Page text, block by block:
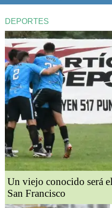
DEPORTES
Un viejo conocido será
San Francisco